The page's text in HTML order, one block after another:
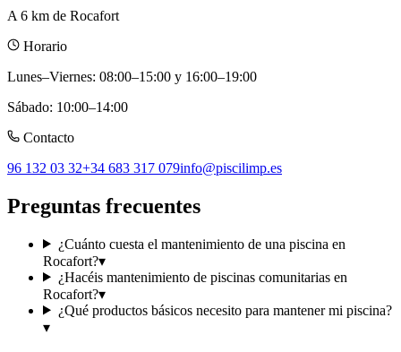
A 6 km de Rocafort
Horario
Lunes–Viernes: 08:00–15:00 y 16:00–19:00
Sábado: 10:00–14:00
Contacto
96 132 03 32+34 683 317 079info@piscilimp.es
Preguntas frecuentes
¿Cuánto cuesta el mantenimiento de una piscina en
Rocafort?▾
¿Hacéis mantenimiento de piscinas comunitarias en
Rocafort?▾
¿Qué productos básicos necesito para mantener mi piscina?
▾